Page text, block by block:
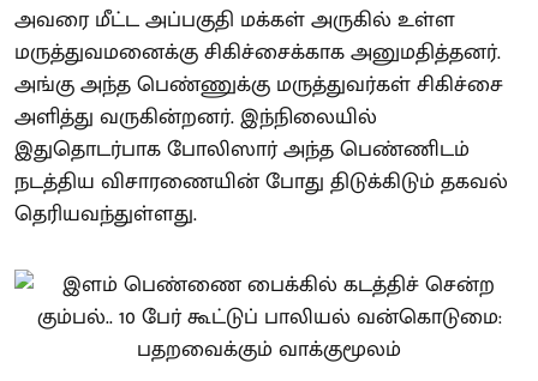
அவரை மீட்ட அப்பகுதி மக்கள் அருகில் உள்ள
மருத்துவமனைக்கு சிகிச்சைக்காக அனுமதித்தனர்.
அங்கு அந்த பெண்ணுக்கு மருத்துவர்கள் சிகிச்சை
அளித்து வருகின்றனர். இந்நிலையில்
இதுதொடர்பாக போலிஸார் அந்த பெண்ணிடம்
நடத்திய விசாரணையின் போது திடுக்கிடும் தகவல்
தெரியவந்துள்ளது.